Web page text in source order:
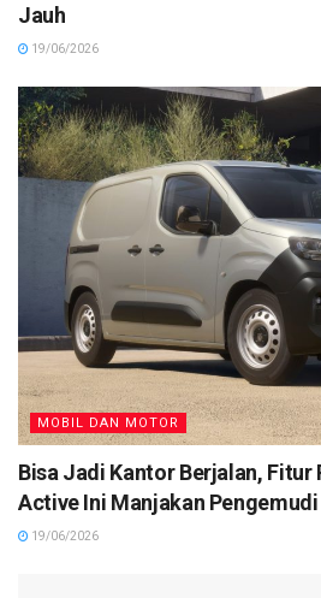
Jauh
19/06/2026
MOBIL DAN MOTOR
Bisa Jadi Kantor Berjalan, Fitur
Active Ini Manjakan
19/06/2026